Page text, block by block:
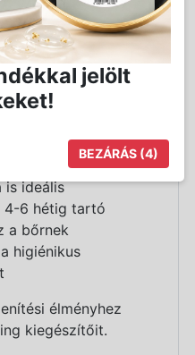
WAX, így nem irritálja
az erősebb, vagy
gyantapapír
történő, de akár
is ideális
4-6 hétig tartó
a bőrnek
higiénikus
élményhez
kiegészítőit.
jelölt
BEZÁRÁS (4)